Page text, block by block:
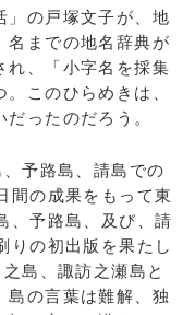
の戸塚文子が、地
名までの地名辞典が
れ、「小字名を採集
このひらめきは、
ったのだろう。
予路島、請島での
間の成果をもって東
、予路島、及び、請
りの初出版を果たし
島、諏訪之瀬島と
島の言葉は難解、独